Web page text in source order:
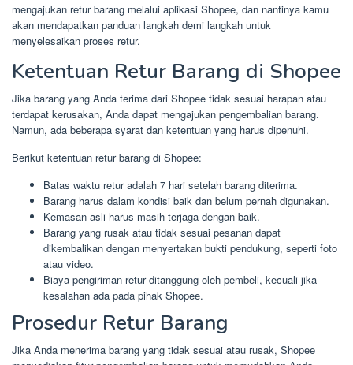
mengajukan retur barang melalui aplikasi Shopee, dan nantinya kamu
akan mendapatkan panduan langkah demi langkah untuk
menyelesaikan proses retur.
Ketentuan Retur Barang di Shopee
Jika barang yang Anda terima dari Shopee tidak sesuai harapan atau
terdapat kerusakan, Anda dapat mengajukan pengembalian barang.
Namun, ada beberapa syarat dan ketentuan yang harus dipenuhi.
Berikut ketentuan retur barang di Shopee:
Batas waktu retur adalah 7 hari setelah barang diterima.
Barang harus dalam kondisi baik dan belum pernah digunakan.
Kemasan asli harus masih terjaga dengan baik.
Barang yang rusak atau tidak sesuai pesanan dapat
dikembalikan dengan menyertakan bukti pendukung, seperti foto
atau video.
Biaya pengiriman retur ditanggung oleh pembeli, kecuali jika
kesalahan ada pada pihak Shopee.
Prosedur Retur Barang
Jika Anda menerima barang yang tidak sesuai atau rusak, Shopee